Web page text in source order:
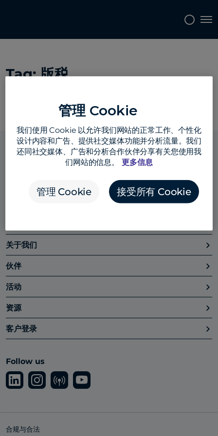
Tag:版税
关于我们
伙伴
活动
资源
客户登录
Follow us
合规与合法
管理 Cookie
我们使用 Cookie 以允许我们网站的正常工作、个性化
设计内容和广告、提供社交媒体功能并分析流量。我们
还同社交媒体、广告和分析合作伙伴分享有关您使用我
们网站的信息。
更多信息
管理 Cookie 接受所有 Cookie